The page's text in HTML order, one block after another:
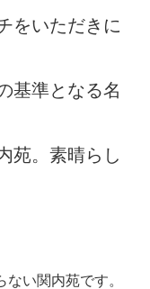
をいただきに
基準となる名
苑。素晴らし
い関内苑です。